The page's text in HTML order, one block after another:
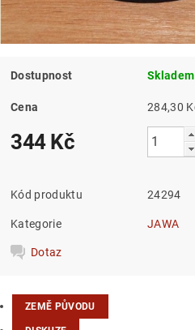
Dostupnost Skladem
Cena
344 Kč
Kód produktu 24294
Kategorie JAWA
Dotaz
ZEMĚ PŮVODU